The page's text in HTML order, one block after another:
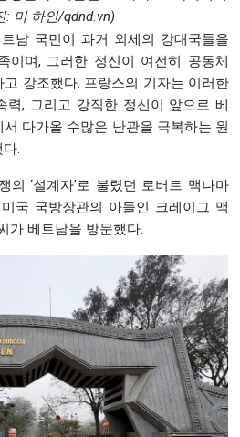
: 미 하인/qdnd.vn)
남 국민이 과거 외세의 강대국들을
이며, 그러한 정신이 여전히 공동체
강조했다. 프랑스의 기자는 이러한
력, 그리고 강직한 정신이 앞으로 베
다가올 수많은 난관을 극복하는 원
.
의 ‘설계자’로 불렸던 로버트 맥나마
국 국방장관의 아들인 크레이그 맥
가 베트남을 방문했다.